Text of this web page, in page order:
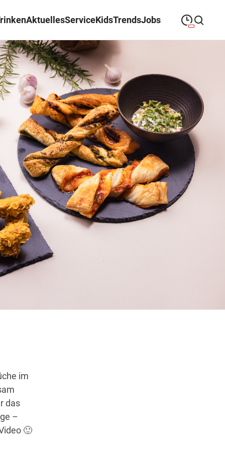
AktuellesServiceKidsTrendsJobs
Suche schließenMontag
MONTAG
Dienstag
DIENSTAG —19:00
Mittwoch
MITTWOCH 09:00—19:00
Donnerstag
DONNERSTAG 09:00—19:00
Freitag
FREITAG 09:00 19:00
Samstag
SAMSTAG 09:00 —18:00
Sonderöffnungszeiten
im
das
–
🙂